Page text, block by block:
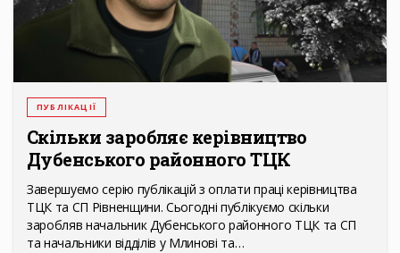
ПУБЛІКАЦІЇ
Скільки заробляє керівництво
Дубенського районного ТЦК
Завершуємо серію публікацій з оплати праці керівництва
ТЦК та СП Рівненщини. Сьогодні публікуємо скільки
заробляв начальник Дубенського районного ТЦК та СП
та начальники відділів у Млинові та…